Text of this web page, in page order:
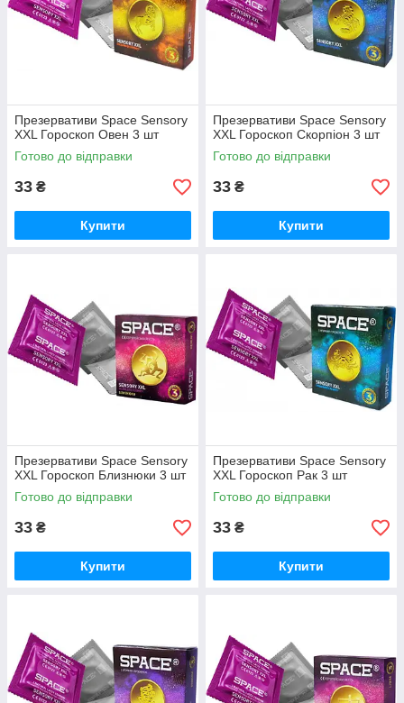
Презервативи Space Sensory
XXL Гороскоп Овен 3 шт
Готово до відправки
33 ₴
Купити
Презервативи Space Sensory
XXL Гороскоп Скорпіон 3 шт
Готово до відправки
33 ₴
Купити
Презервативи Space Sensory
XXL Гороскоп Близнюки 3 шт
Готово до відправки
33 ₴
Купити
Презервативи Space Sensory
XXL Гороскоп Рак 3 шт
Готово до відправки
33 ₴
Купити